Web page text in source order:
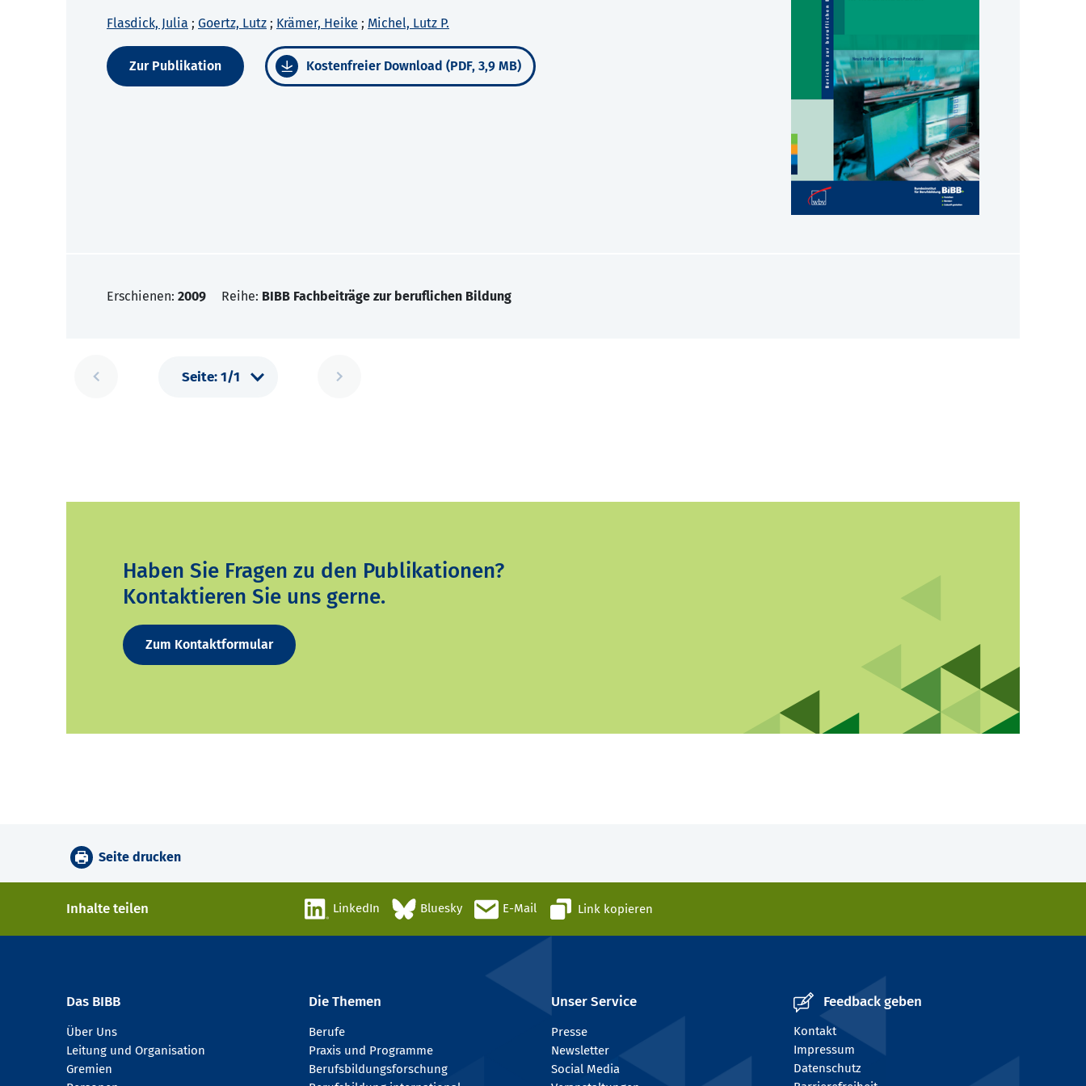
Flasdick, Julia ; Goertz, Lutz ; Krämer, Heike ; Michel, Lutz P.
Zur Publikation Kostenfreier Download (PDF, 3,9 MB)
Erschienen: 2009 Reihe: BIBB Fachbeiträge zur beruflichen Bildung
Haben Sie Fragen zu den Publikationen?
Kontaktieren Sie uns gerne.
Zum Kontaktformular
Seite drucken
Inhalte teilen LinkedIn Bluesky E-Mail Link kopieren
Das BIBB
Über Uns
Leitung und Organisation
Gremien
Die Themen
Berufe
Praxis und Programme
Berufsbildungsforschung
Unser Service
Presse
Newsletter
Social Media
Feedback geben
Kontakt
Impressum
Datenschutz